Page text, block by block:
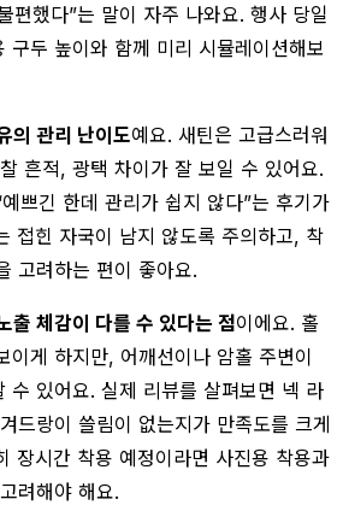
편했다”는 말이 자주 나와요. 행사 당일
구두 높이와 함께 미리 시뮬레이션해보
의 관리 난이도예요. 새틴은 고급스러워
흔적, 광택 차이가 잘 보일 수 있어요.
쁘긴 한데 관리가 쉽지 않다”는 후기가
접힌 자국이 남지 않도록 주의하고, 착
고려하는 편이 좋아요.
출 체감이 다를 수 있다는 점이에요. 홀
이게 하지만, 어깨선이나 암홀 주변이
수 있어요. 실제 리뷰를 살펴보면 넥 라
드랑이 쓸림이 없는지가 만족도를 크게
장시간 착용 예정이라면 사진용 착용과
려해야 해요.